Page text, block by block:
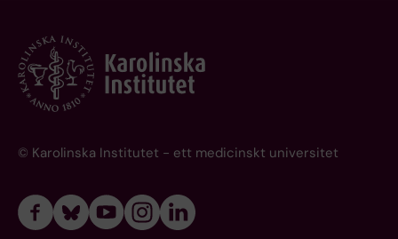
© Karolinska Institutet - ett medicinskt universitet